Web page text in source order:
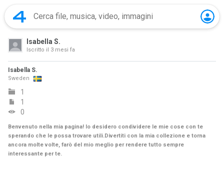
Isabella S.
Iscritto il 3 mesi fa
Isabella S.
Sweden
1
1
0
Benvenuto nella mia pagina! Io desidero condividere le mie cose con te
sperando che le possa trovare utili.Divertiti con la mia collezione e torna
ancora molte volte, farò del mio meglio per rendere tutto sempre
interessante per te.